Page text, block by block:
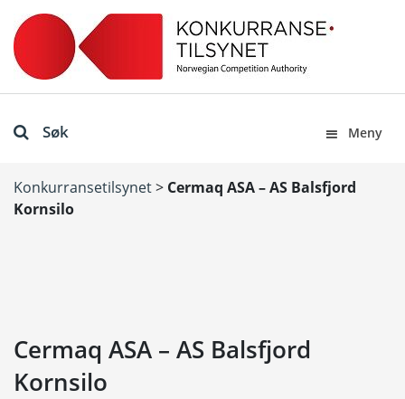
Søk Meny
Konkurransetilsynet> Cermaq ASA – AS Balsfjord
Kornsilo
Cermaq ASA – AS Balsfjord
Kornsilo